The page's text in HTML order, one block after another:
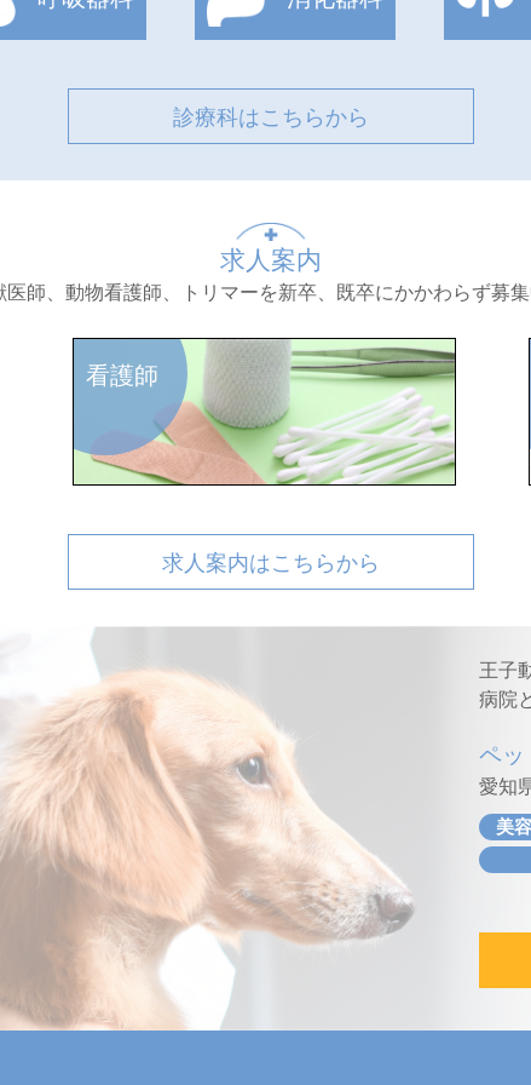
診療科はこちらから
求人案内
医師、動物看護師、トリマーを新卒、既卒にかかわらず募
看護師
求人案内はこちらから
王子
病院
ペッ
愛知
美